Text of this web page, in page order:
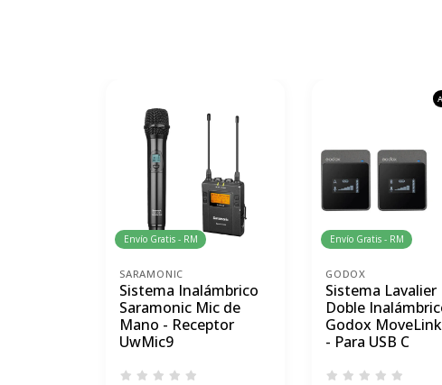
Envío Gratis - RM
SARAMONIC
Sistema Inalámbrico
Saramonic Mic de
Mano - Receptor
UwMic9
Envío Gratis - RM
GODOX
Sistema Lavalier
Doble
Godox
- Para USB C